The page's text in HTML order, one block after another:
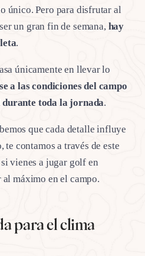
único. Pero para disfrutar al
un gran fin de semana, hay
.
únicamente en llevar lo
a las condiciones del campo
toda la jornada.
que cada detalle influye
te contamos a través de este
vienes a jugar golf en
máximo en el campo.
para el clima